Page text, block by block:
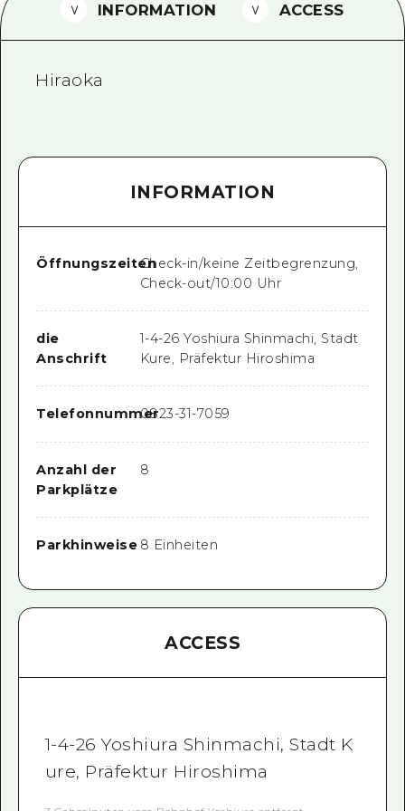
Transportinformationen bei
INFORMATION ACCESS
Hiraoka
INFORMATION
ÖffnungszeitenCheck-in/keine Zeitbegrenzung,
Check-out/10:00 Uhr
die
Anschrift
1-4-26 Yoshiura Shinmachi, Stadt
Kure, Präfektur Hiroshima
Telefonnummer0823-31-7059
Anzahl der
Parkplätze
8
Parkhinweise 8 Einheiten
ACCESS
1-4-26 Yoshiura Shinmachi, Stadt K
ure, Präfektur Hiroshima